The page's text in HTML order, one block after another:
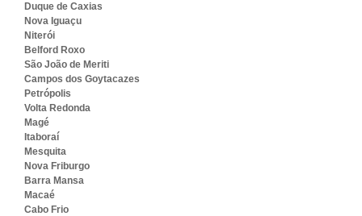
Duque de Caxias
Nova Iguaçu
Niterói
Belford Roxo
São João de Meriti
Campos dos Goytacazes
Petrópolis
Volta Redonda
Magé
Itaboraí
Mesquita
Nova Friburgo
Barra Mansa
Macaé
Cabo Frio